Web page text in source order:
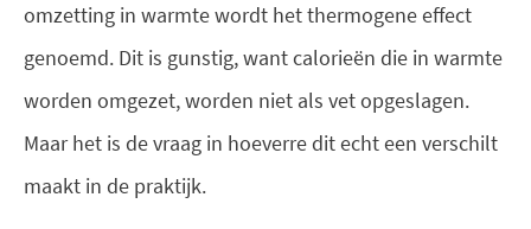
omzetting in warmte wordt het thermogene effect
genoemd. Dit is gunstig, want calorieën die in warmte
worden omgezet, worden niet als vet opgeslagen.
Maar het is de vraag in hoeverre dit echt een verschilt
maakt in de praktijk.